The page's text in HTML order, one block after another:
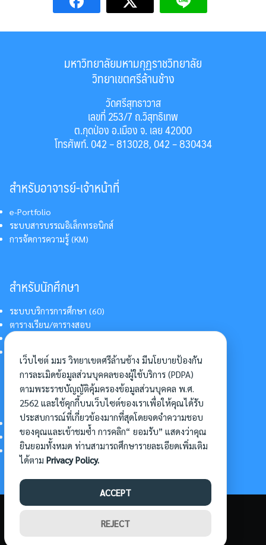
มหาวิทยาลัยมหามกุฏราชวิทยาลัย
วิทยาเขตศรีล้านช้าง
วัดศรีสุทธาวาส
เลขที่ 253/7 ถ.วิสุทธิเทพ
ต.กุดป่อง อ.เมือง จ. เลย 42000
โทรศัพท์. 042 – 813028, 042 – 830434
สำหรับอาจารย์-เจ้าหน้าที่
e-Portfolio
ระบบสารบรรณอิเล็กทรอนิกส์
การจัดการความรู้ (KM)
สำหรับนักศึกษา
ระบบบริการการศึกษา (60)
ตารางเรียน/ตารางสอบ
อื่นๆ
การเข้าศึกษาต่อ
ดาวน์โหลดแบบฟอร์ม
การบริหารจัดการโครงการ
©2026 SLC.MBU.AC.TH. ALL RIGHTS RESERVED.
เว็บไซต์ มมร วิทยาเขตศรีล้านช้าง มีนโยบายป้องกัน
การละเมิดข้อมูลส่วนบุคคลของผู้ใช้บริการ (PDPA)
ตามพระราชบัญญัติคุ้มครองข้อมูลส่วนบุคคล พ.ศ.
2562 และใช้คุกกี้บนเว็บไซต์ของเราเพื่อให้คุณได้รับ
ประสบการณ์ที่เกี่ยวข้องมากที่สุดโดยจดจำความชอบ
ของคุณและเข้าชมซ้ำ การคลิก“ ยอมรับ” แสดงว่าคุณ
ยินยอมทั้งหมด ท่านสามารถศึกษารายละเอียดเพิ่มเติม
ได้ตาม Privacy Policy.
ACCEPT
REJECT